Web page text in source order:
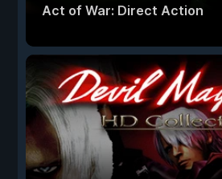
Act of War: Direct Action